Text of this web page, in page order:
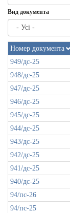
-
з
Дата
по
Вид документа
Номер документа
949/дс-25
948/дс-25
947/дс-25
946/дс-25
945/дс-25
944/дс-25
943/дс-25
942/дс-25
941/дс-25
940/дс-25
94/пс-26
94/пс-25